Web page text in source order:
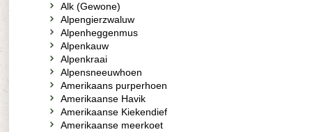
Alk (Gewone)
Alpengierzwaluw
Alpenheggenmus
Alpenkauw
Alpenkraai
Alpensneeuwhoen
Amerikaans purperhoen
Amerikaanse Havik
Amerikaanse Kiekendief
Amerikaanse meerkoet